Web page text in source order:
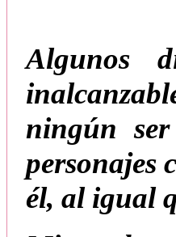
Algunos
ningún
personajes
él, al igual